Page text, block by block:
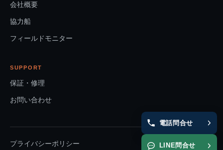
会社概要
協力船
フィールドモニター
SUPPORT
保証・修理
お問い合わせ
プライバシーポリシー
電話問合せ
LINE問合せ